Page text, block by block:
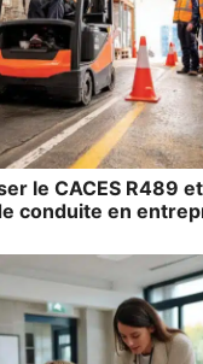
le CACES R489
conduite en